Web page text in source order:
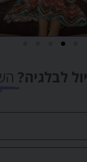
לבלגיה?